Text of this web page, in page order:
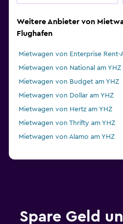
Weitere Anbieter von
Flughafen
Mietwagen von Enterprise Rent-
Mietwagen von National am YHZ
Mietwagen von Budget am YHZ
Mietwagen von Dollar am YHZ
Mietwagen von Hertz am YHZ
Mietwagen von Thrifty am YHZ
Mietwagen von Alamo am YHZ
Spare Geld